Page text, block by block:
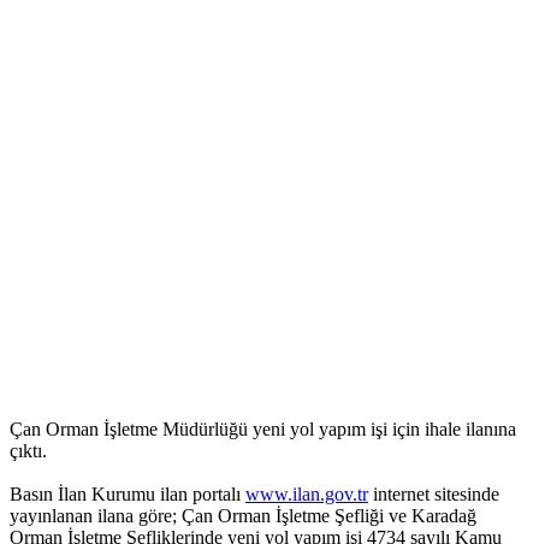
Çan Orman İşletme Müdürlüğü yeni yol yapım işi için ihale ilanına
çıktı.
Basın İlan Kurumu ilan portalı www.ilan.gov.trinternet sitesinde
yayınlanan ilana göre; Çan Orman İşletme Şefliği ve Karadağ
Orman İşletme Şefliklerinde yeni yol yapım işi 4734 sayılı Kamu